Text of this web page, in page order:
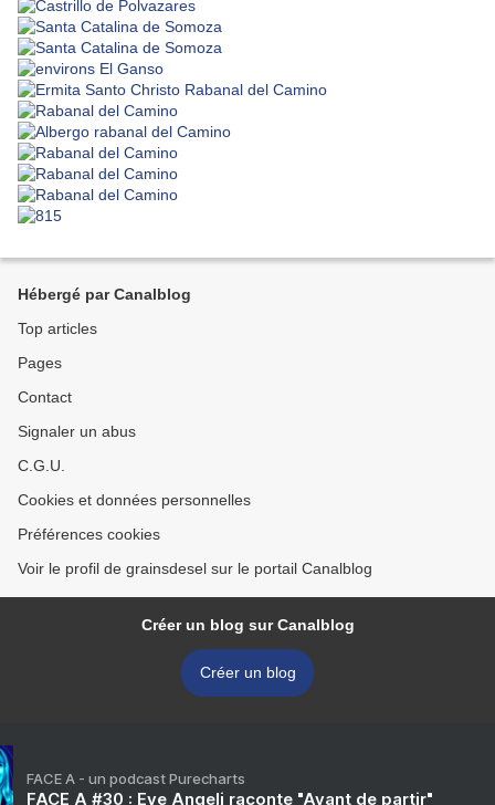
Hébergé par Canalblog
Top articles
Pages
Contact
Signaler un abus
C.G.U.
Cookies et données personnelles
Préférences cookies
Voir le profil de grainsdesel sur le portail Canalblog
Créer un blog sur Canalblog
Créer un blog
FACE A - un podcast Purecharts
FACE A #30 : Eve Angeli raconte "Avant de partir"